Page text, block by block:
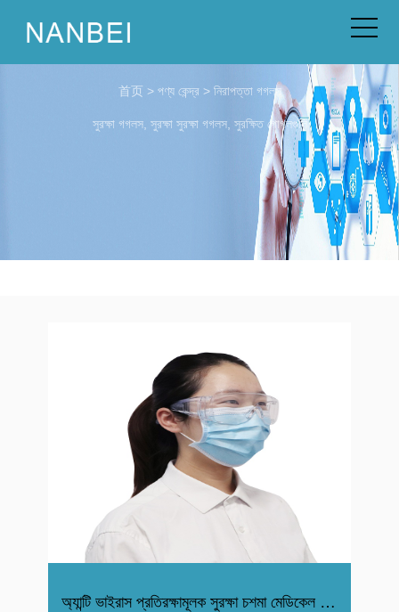
首页 > পণ্য কেন্দ্র> নিরাপত্তা গগলস
সুরক্ষা গগলস, সুরক্ষা সুরক্ষা গগলস, সুরক্ষিত গোগলগুলি
অ্যান্টি ভাইরাস প্রতিরক্ষামূলক সুরক্ষা চশমা মেডিকেল গগলস